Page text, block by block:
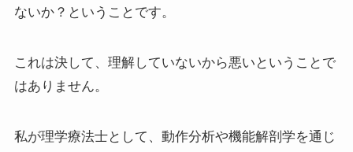
ないか？ということです。
これは決して、理解していないから悪いということで
はありません。
私が理学療法士として、動作分析や機能解剖学を通じ